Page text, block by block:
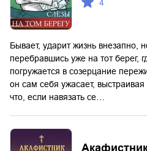
4
Бывает, ударит жизнь внезапно,
перебравшись уже на тот берег,
погружается в созерцание
он сам себя ужасает,
что, если навязать се…